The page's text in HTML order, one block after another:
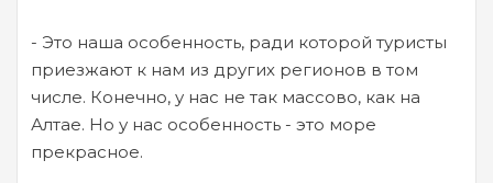
- Это наша особенность, ради которой туристы
приезжают к нам из других регионов в том
числе. Конечно, у нас не так массово, как на
Алтае. Но у нас особенность - это море
прекрасное.